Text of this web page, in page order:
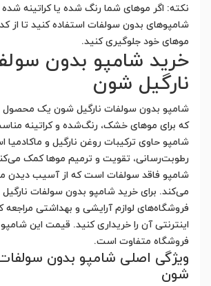
نکته: اگر موهای شما رنگ شده یا کراتینه
شامپوهای بدون سولفات استفاده کنید تا از
موهای خود جلوگیری کنید.
خرید شامپو بدون
نارگیل شون
شامپو بدون سولفات نارگیل شون یک محصول
که برای موهای خشک، رنگ‌شده و کراتینه
شامپو حاوی ترکیبات روغن نارگیل و
رطوبت‌رسانی، تقویت و ترمیم موها کمک
شامپو فاقد سولفات است که از آسیب دیدن
می‌کند. برای خرید شامپو بدون سولفات
فروشگاه‌های لوازم آرایشی و بهداشتی مراجعه
اینترنتی آن را خریداری کنید. قیمت این
فروشگاه متفاوت است.
ویژگی اصلی شامپو بدون
شون